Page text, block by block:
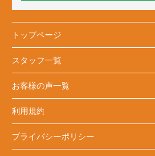
トップページ
スタッフ一覧
お客様の声一覧
利用規約
プライバシーポリシー